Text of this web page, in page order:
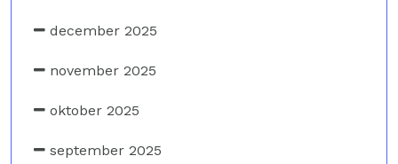
december 2025
november 2025
oktober 2025
september 2025